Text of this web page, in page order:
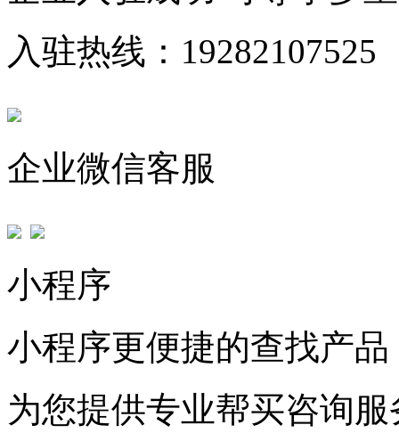
入驻热线：19282107525
企业微信客服
小程序
小程序更便捷的查找产品
为您提供专业帮买咨询服